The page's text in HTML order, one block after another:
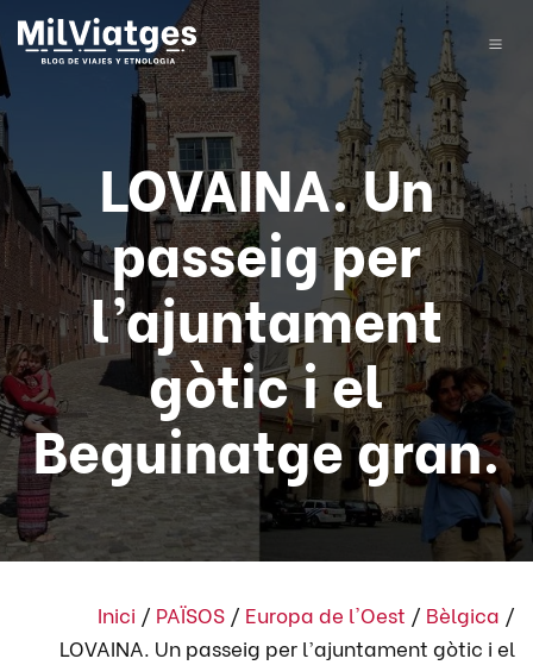
LOVAINA. Un
passeig per
l’ajuntament
gòtic i el
Beguinatge gran.
Inici / PAÏSOS / Europa de l'Oest / Bèlgica /
LOVAINA. Un passeig per l’ajuntament gòtic i el